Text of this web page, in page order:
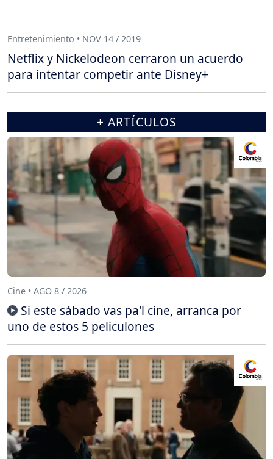
Entretenimiento • NOV 14 / 2019
Netflix y Nickelodeon cerraron un acuerdo
para intentar competir ante Disney+
+ ARTÍCULOS
Cine • AGO 8 / 2026
Si este sábado vas pa'l cine, arranca por
uno de estos 5 peliculones